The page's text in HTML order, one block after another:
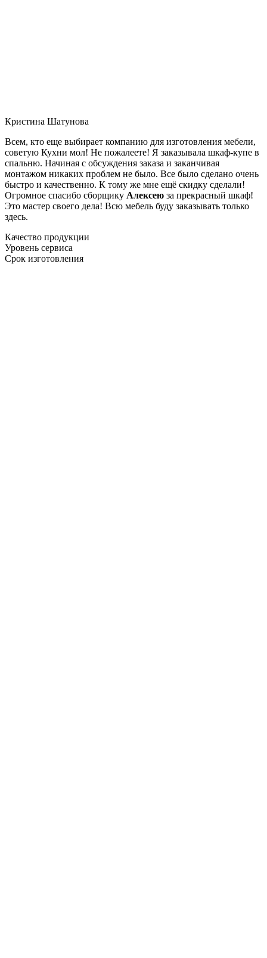
Кристина Шатунова
Всем, кто еще выбирает компанию для изготовления мебели,
советую Кухни мол! Не пожалеете! Я заказывала шкаф-купе в
спальню. Начиная с обсуждения заказа и заканчивая
монтажом никаких проблем не было. Все было сделано очень
быстро и качественно. К тому же мне ещё скидку сделали!
Огромное спасибо сборщику Алексею за прекрасный шкаф!
Это мастер своего дела! Всю мебель буду заказывать только
здесь.
Качество продукции
Уровень сервиса
Срок изготовления